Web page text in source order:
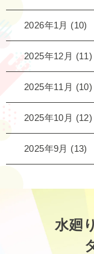
2026年1月 (10)
2025年12月 (11)
2025年11月 (10)
2025年10月 (12)
2025年9月 (13)
水廻